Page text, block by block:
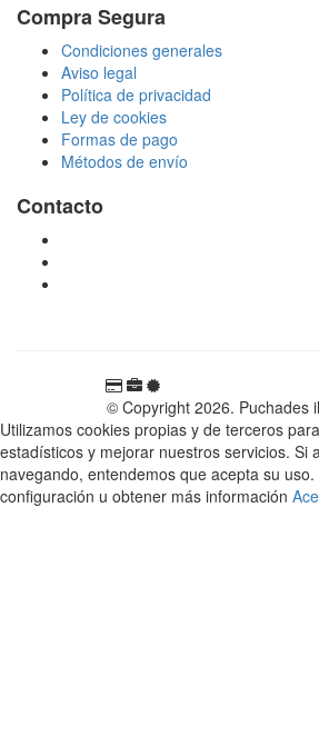
Compra Segura
Condiciones generales
Aviso legal
Política de privacidad
Ley de cookies
Formas de pago
Métodos de envío
Contacto
© Copyright 2026. Puchades
Utilizamos cookies propias y de terceros
estadísticos y mejorar nuestros servicios. Si
navegando, entendemos que acepta su
configuración u obtener más información